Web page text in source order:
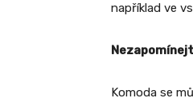
například ve
Komoda se